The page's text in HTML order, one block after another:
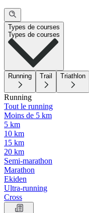
Types de courses
Types de courses
Running Trail Triathlon
Running
Tout le running
Moins de 5 km
5 km
10 km
15 km
20 km
Semi-marathon
Marathon
Ekiden
Ultra-running
Cross